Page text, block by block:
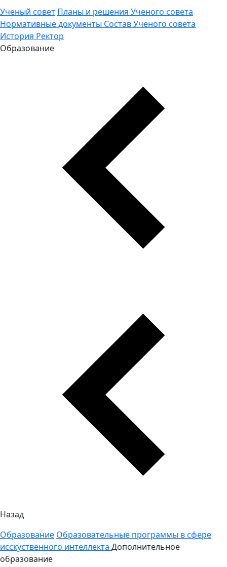
Ученый совет Планы и решения Ученого совета
Нормативные документы Состав Ученого совета
История Ректор
Образование
Назад
Образование Образовательные программы в сфере
исскуственного интеллекта Дополнительное
образование